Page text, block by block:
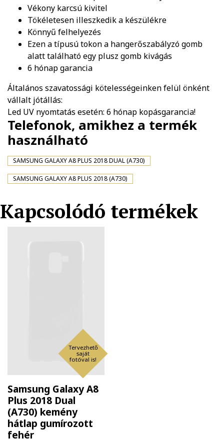
Vékony karcsú kivitel
Tökéletesen illeszkedik a készülékre
Könnyű felhelyezés
Ezen a típusú tokon a hangerőszabályzó gomb
alatt található egy plusz gomb kivágás
6 hónap garancia
Általános szavatossági kötelességeinken felül önként
vállalt jótállás:
Led UV nyomtatás esetén: 6 hónap kopásgarancia!
Telefonok, amikhez a termék
használható
SAMSUNG GALAXY A8 PLUS 2018 DUAL (A730)
SAMSUNG GALAXY A8 PLUS 2018 (A730)
Kapcsolódó termékek
Tervezhető
saját
fotóval is!
Samsung Galaxy A8
Plus 2018 Dual
(A730) kemény
hátlap gumírozott
fehér